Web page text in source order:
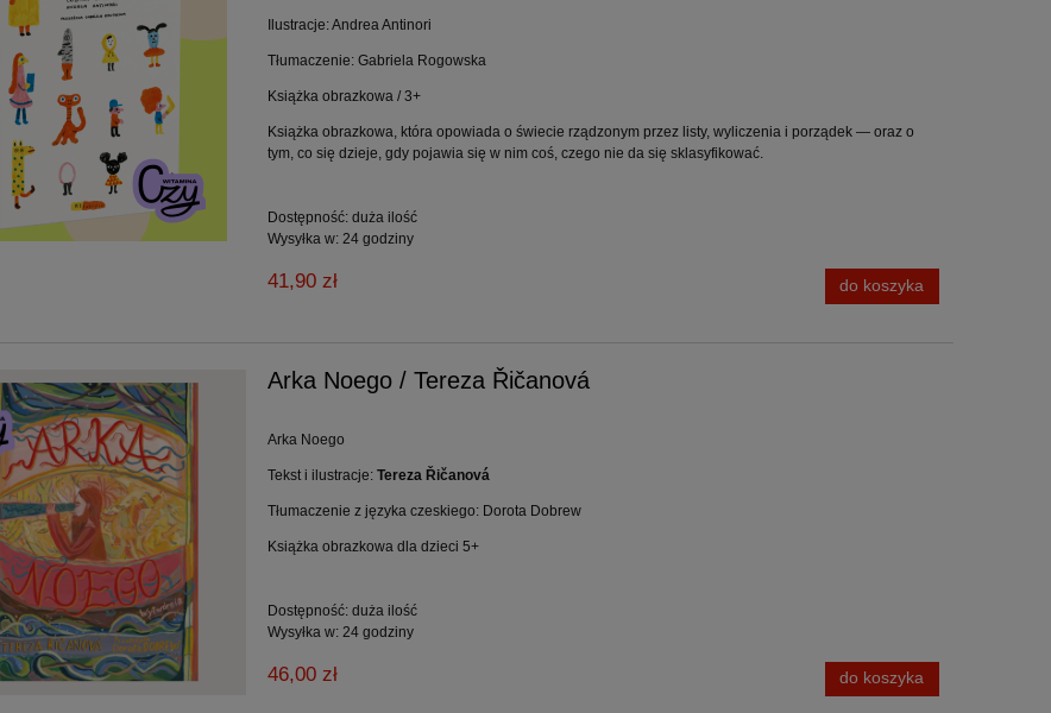
/ Blexbolex
do koszyka do koszyka
Ilustracje: Andrea Antinori
Tłumaczenie: Gabriela Rogowska
Książka obrazkowa / 3+
Książka obrazkowa, która opowiada o świecie rządzonym przez listy, wyliczenia i porządek — oraz o
tym, co się dzieje, gdy pojawia się w nim coś, czego nie da się sklasyfikować.
Dostępność: duża ilość
Wysyłka w: 24 godziny
41,90 zł do koszyka
Arka Noego / Tereza Řičanová
Arka Noego
Tekst i ilustracje:Tereza Řičanová
Tłumaczenie z języka czeskiego: Dorota Dobrew
Książka obrazkowa dla dzieci 5+
Dostępność: duża ilość
Wysyłka w: 24 godziny
46,00 zł do koszyka